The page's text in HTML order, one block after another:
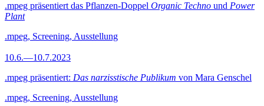
.mpeg präsentiert das Pflanzen-Doppel Organic Techno und Power
Plant
.mpeg, Screening, Ausstellung
10.6.—10.7.2023
.mpeg präsentiert: Das narzisstische Publikum von Mara Genschel
.mpeg, Screening, Ausstellung